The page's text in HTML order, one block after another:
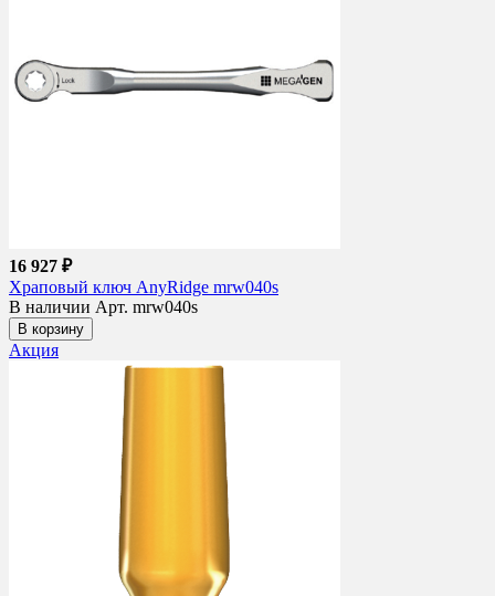
16 927 ₽
Храповый ключ AnyRidge mrw040s
В наличии Арт. mrw040s
В корзину
Акция